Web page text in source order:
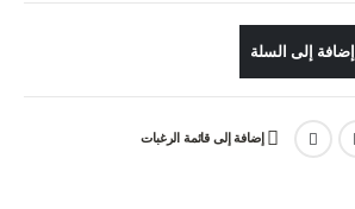
إضافة إلى السلة
إضافة إلى قائمة الرغبات